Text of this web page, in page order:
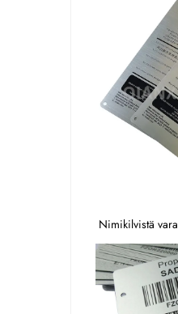
Nimikilvistä